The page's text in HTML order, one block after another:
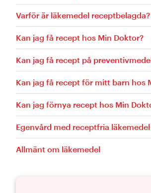
Varför är läkemedel receptbelagda?
Kan jag få recept hos Min Doktor?
Kan jag få recept på
Kan jag få recept för mitt barn hos
Kan jag förnya recept hos Min
Egenvård med receptfria läkemedel
Allmänt om läkemedel